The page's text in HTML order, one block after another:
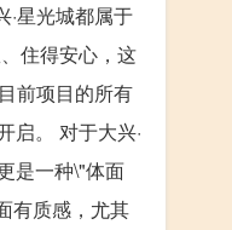
星光城都属于
住得安心，这
前项目的所有
启。 对于大兴·
是一种\"体面
有质感，尤其